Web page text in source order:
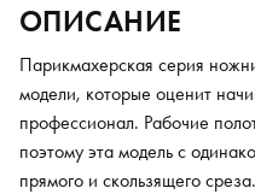
ОПИСАНИЕ
Парикмахерская серия
модели, которые оценит
профессионал. Рабочие
поэтому эта модель с
прямого и скользящего